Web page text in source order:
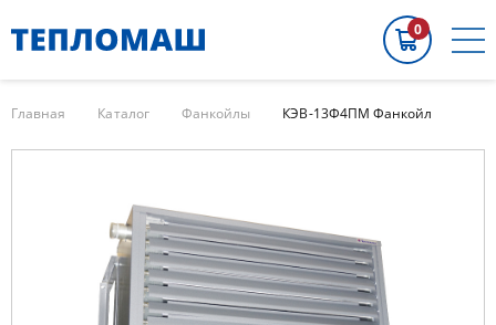
0
Главная Каталог Фанкойлы КЭВ-13Ф4ПМ Фанкойл